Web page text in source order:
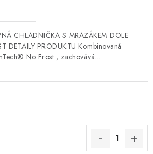
CHLADNIČKA S MRAZÁKEM DOLE
DETAILY PRODUKTU Kombinovaná
No Frost , zachovává…